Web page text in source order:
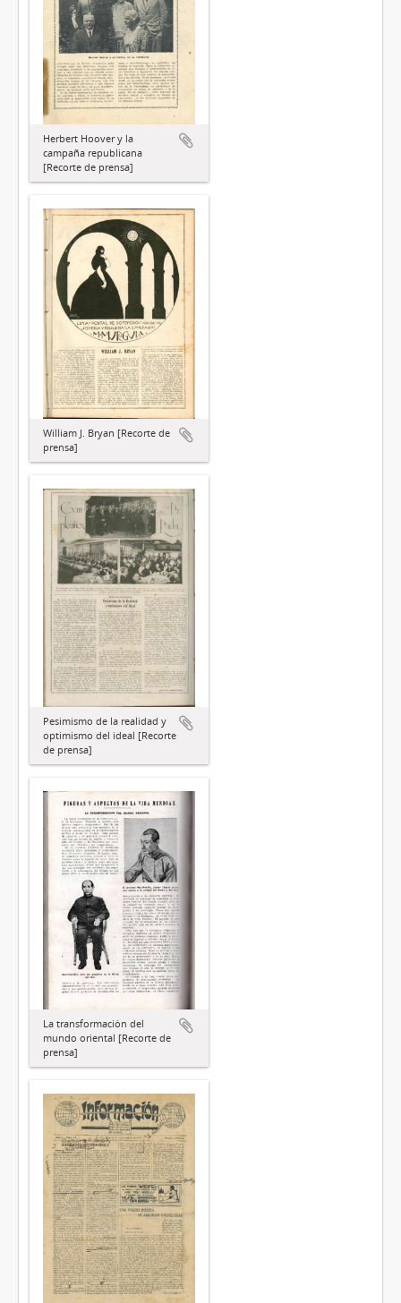
Herbert Hoover y la
campaña republicana
[Recorte de prensa]
William J. Bryan [Recorte de
prensa]
Pesimismo de la realidad y
optimismo del ideal [Recorte
de prensa]
La transformación del
mundo oriental [Recorte de
prensa]